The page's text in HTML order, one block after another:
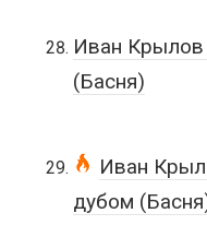
Иван
(Басня)
Иван
дубом